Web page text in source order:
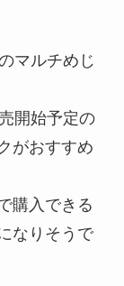
マルチめじ
開始予定の
がおすすめ
購入できる
なりそうで